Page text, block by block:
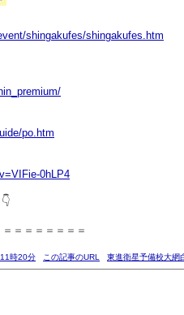
shingakufes/shingakufes.htm
po.htm
0hLP4
＝＝＝＝＝＝＝
時20分 この記事のURL 東進衛星予備校大網